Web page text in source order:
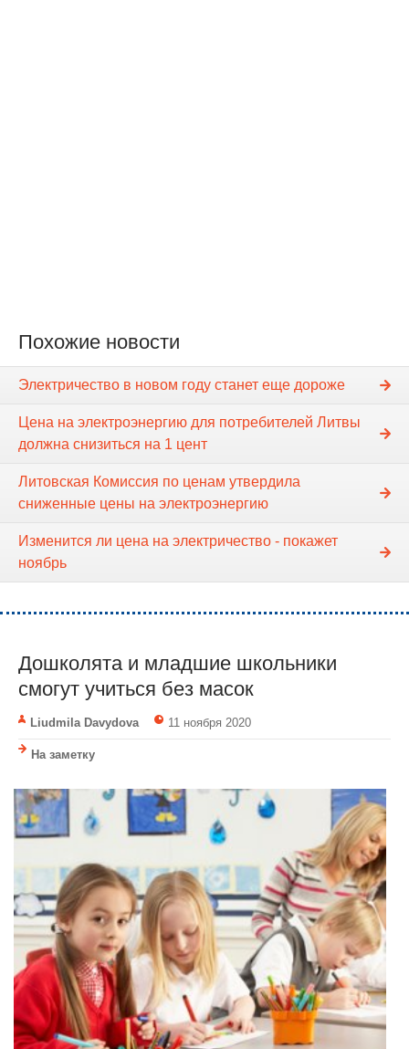
Похожие новости
Электричество в новом году станет еще дороже
Цена на электроэнергию для потребителей Литвы
должна снизиться на 1 цент
Литовская Комиссия по ценам утвердила
сниженные цены на электроэнергию
Изменится ли цена на электричество - покажет
ноябрь
Дошколята и младшие школьники
смогут учиться без масок
Liudmila Davydova 11 ноября 2020
На заметку